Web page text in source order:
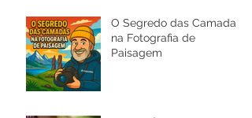
O Segredo das Camadas
na Fotografia de
Paisagem